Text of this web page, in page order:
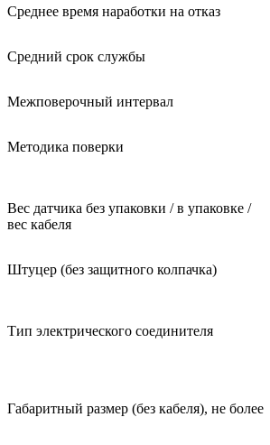
Среднее время наработки на отказ
Средний срок службы
Межповерочный интервал
Методика поверки
Вес датчика без упаковки / в упаковке /
вес кабеля
Штуцер (без защитного колпачка)
Тип электрического соединителя
Габаритный размер (без кабеля), не более